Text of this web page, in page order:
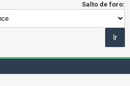
Salto de foro: